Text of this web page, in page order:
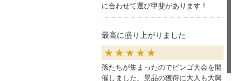
に合わせて選び甲斐があります！
最高に盛り上がりました
孫たちが集まったのでビンゴ大会を開
催しました。景品の獲得に大人も大興